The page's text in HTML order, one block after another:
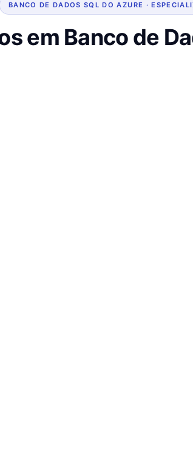
BANCO DE DADOS SQL DO AZURE ·
em Banco de